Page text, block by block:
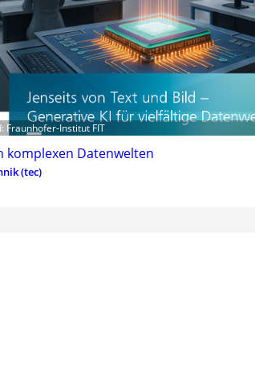
Fraunhofer-Institut FIT
komplexen Datenwelten
(tec)